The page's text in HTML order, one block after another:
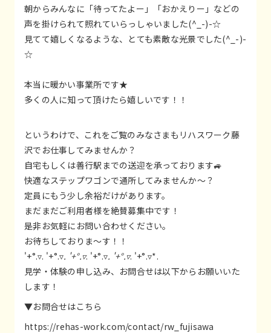
朝からみんなに「待ってたよー」「おかえりー」などの
声を掛けられて照れていらっしゃいました(^_-)-☆
見てて嬉しくなるような、とても素敵な光景でした(^_-)-
☆
本当に暖かい事業所です★
多くの人に知って頂けたら嬉しいです！！
というわけで、これをご覧のみなさまもリハスワーク藤
沢でお仕事してみませんか？
自宅もしくは善行駅までの送迎を承っております🚙
快適なステップワゴンで通所してみませんか～？
定員にもう少し余裕だけがあります。
まだまだご利用者様を絶賛募集中です！
是非お気軽にお問い合わせください。
お待ちしておりま～す！！
'+°.▿. '+°.▿. '+°.▿. '+°.▿. '+°.▿. '+°.▿*.
見学・体験の申し込み、お問合せは以下からお願いいた
します！
▼お問合せはこちら
https://rehas-work.com/contact/rw_fujisawa